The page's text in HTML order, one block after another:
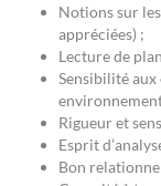
Notions sur
appréciées) ;
Lecture de
Sensibilité
Rigueur et
Esprit
Bon